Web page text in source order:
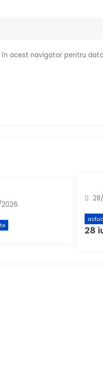
acest navigator pentru